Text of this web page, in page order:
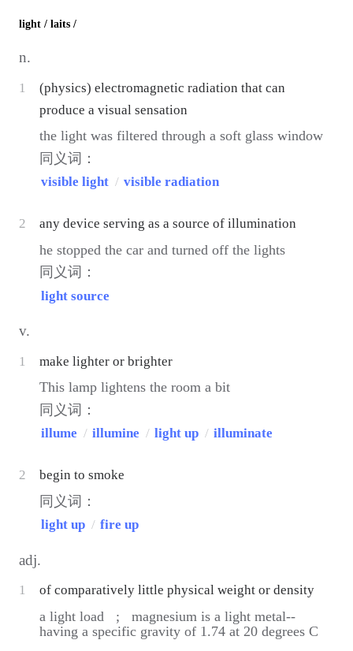
light / laits /
n.
1
(physics) electromagnetic radiation that can
produce a visual sensation
the light was filtered through a soft glass window
同义词：
visible light / visible radiation
2 any device serving as a source of illumination
he stopped the car and turned off the lights
同义词：
light source
v.
1 make lighter or brighter
This lamp lightens the room a bit
同义词：
illume / illumine / light up / illuminate
2 begin to smoke
同义词：
light up / fire up
adj.
1 of comparatively little physical weight or density
a light load ;
magnesium is a light metal--
having a specific gravity of 1.74 at 20 degrees C